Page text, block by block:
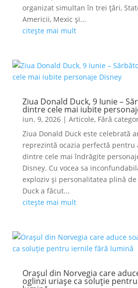
organizat simultan în trei țări,
Americii, Mexic și...
citește mai mult
Ziua Donald Duck, 9 Iunie –
dintre cele mai iubite
iun. 9, 2026| Articole, Fără
Ziua Donald Duck este celebrată
reprezintă ocazia perfectă pentru
dintre cele mai îndrăgite
Disney. Cu vocea sa
exploziv și personalitatea plină
Duck a făcut...
citește mai mult
Orașul din Norvegia care
oglinzi uriașe ca soluție